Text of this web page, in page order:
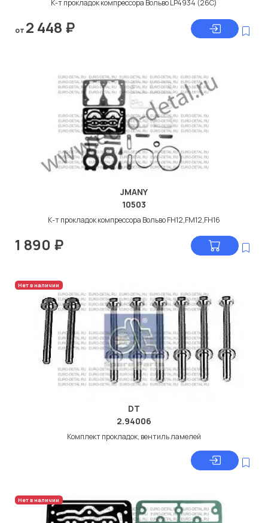
К-т прокладок компрессора Вольво LP4934 (26C)
от 2 448 ₽
JMANY
10503
К-т прокладок компрессора Вольво FH12,FM12,FH16
1 890 ₽
Нет в наличии
DT
2.94006
Комплект прокладок, вентиль ламелей
Нет в наличии